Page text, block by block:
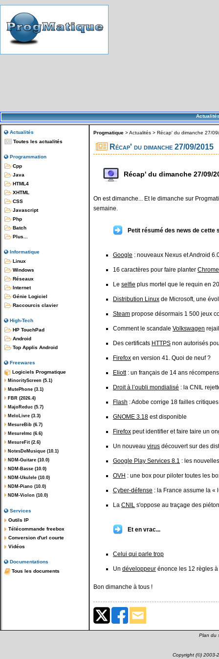
Actualités
Toutes les actualités
Programmation
Cpp
Java
HTML4
XHTML
CSS
Javascript
Php
Batch
Plus...
Informatique
Linux
Windows
Réseaux
Internet
Génie Logiciel
Raccourcis clavier
High-Tech
HP TouchPad
Android
Top Applis Android
Freewares
Logiciels Progmatique
MinorityScreen (5.1)
MutePhone (3.1)
FBR (2026.4)
MajoReduc (5.7)
MeloLivre (3.3)
MesureBib (6.7)
MesureImc (6.6)
MesureFit (2.6)
NotesDeMusique (10.1)
NDM-Guitare (10.0)
NDM-Basse (10.0)
NDM-Ukulele (10.0)
NDM-Piano (10.0)
NDM-Violon (10.0)
Services
Outils IP
Télécommande freebox
Conversion d'url courte
Vidéos
Documentations
Tous les documents
Progmatique >Actualités > Récap' du dimanche 27/
Récap' du dimanche 27/09/2015
Récap' du dimanche 27/09/
On est dimanche... Et le dimanche sur
semaine.
Petit résumé des news de cette
Google : nouveaux Nexus et Android
16 caractères pour faire planter Chrome
Le selfie plus mortel que le requin en
Distribution Linux de Microsoft, une
Steam propose désormais 1 500 jeux
Comment le scandale Volkswagen
Des certificats HTTPS non autorisés
Firefox en version 41. Quoi de neuf ?
Eliott: un français de 14 ans
Droit à l’oubli mondialisé : la CNIL
Flash : Adobe corrige 18 failles critiques
GNOME 3.18 est disponible
Firefox peut identifier et faire taire un
Un nouveau virus découvert sur des
Google Play Services 8.1 : les
OVH : une box pour piloter toutes les
Cyber-défense : la France assume la «
La CNIL s'oppose au traçage des
Et en vrac...
Celui qui parle trop
Un développeur énonce les 12 règles
Bon dimanche à tous !
Plan du
Copyright (©) 2003-